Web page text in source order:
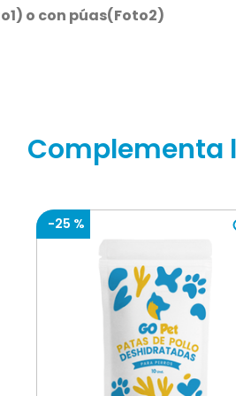
o con púas(Foto2)
Complementa
-25 %